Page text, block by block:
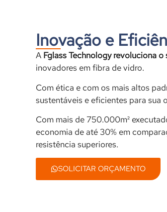
Inovação e
A Fglass Technology revoluciona
inovadores em fibra de vidro.
Com ética e com os mais altos
sustentáveis e eficientes para sua
Com mais de 750.000m²
economia de até 30% em
resistência superiores.
SOLICITAR ORÇAMENTO